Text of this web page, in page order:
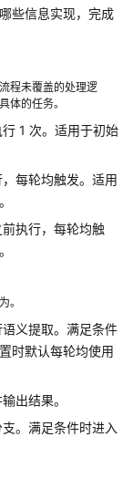
些信息实现，完成
程未覆盖的处理逻
体的任务。
1 次。适用于初始
每轮均触发。适用
执行，每轮均触
。
义提取。满足条件
时默认每轮均使用
出结果。
。满足条件时进入